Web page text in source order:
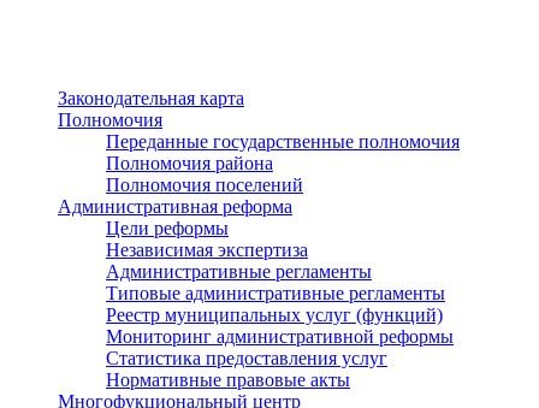
Законодательная карта
Полномочия
Переданные государственные полномочия
Полномочия района
Полномочия поселений
Административная реформа
Цели реформы
Независимая экспертиза
Административные регламенты
Типовые административные регламенты
Реестр муниципальных услуг (функций)
Мониторинг административной реформы
Статистика предоставления услуг
Нормативные правовые акты
Многофукциональный центр